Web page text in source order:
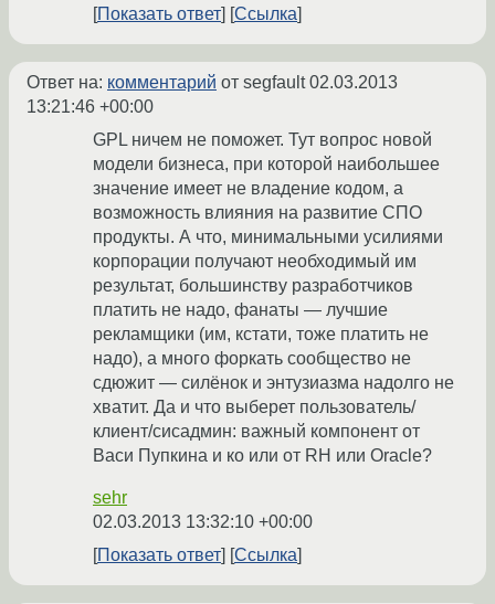
Показать ответ
Ссылка
Ответ на: комментарий от segfault02.03.2013
13:21:46 +00:00
GPL ничем не поможет. Тут вопрос новой
модели бизнеса, при которой наибольшее
значение имеет не владение кодом, а
возможность влияния на развитие СПО
продукты. А что, минимальными усилиями
корпорации получают необходимый им
результат, большинству разработчиков
платить не надо, фанаты — лучшие
рекламщики (им, кстати, тоже платить не
надо), а много форкать сообщество не
сдюжит — силёнок и энтузиазма надолго не
хватит. Да и что выберет пользователь/
клиент/сисадмин: важный компонент от
Васи Пупкина и ко или от RH или Oracle?
sehr
02.03.2013 13:32:10 +00:00
Показать ответ
Ссылка